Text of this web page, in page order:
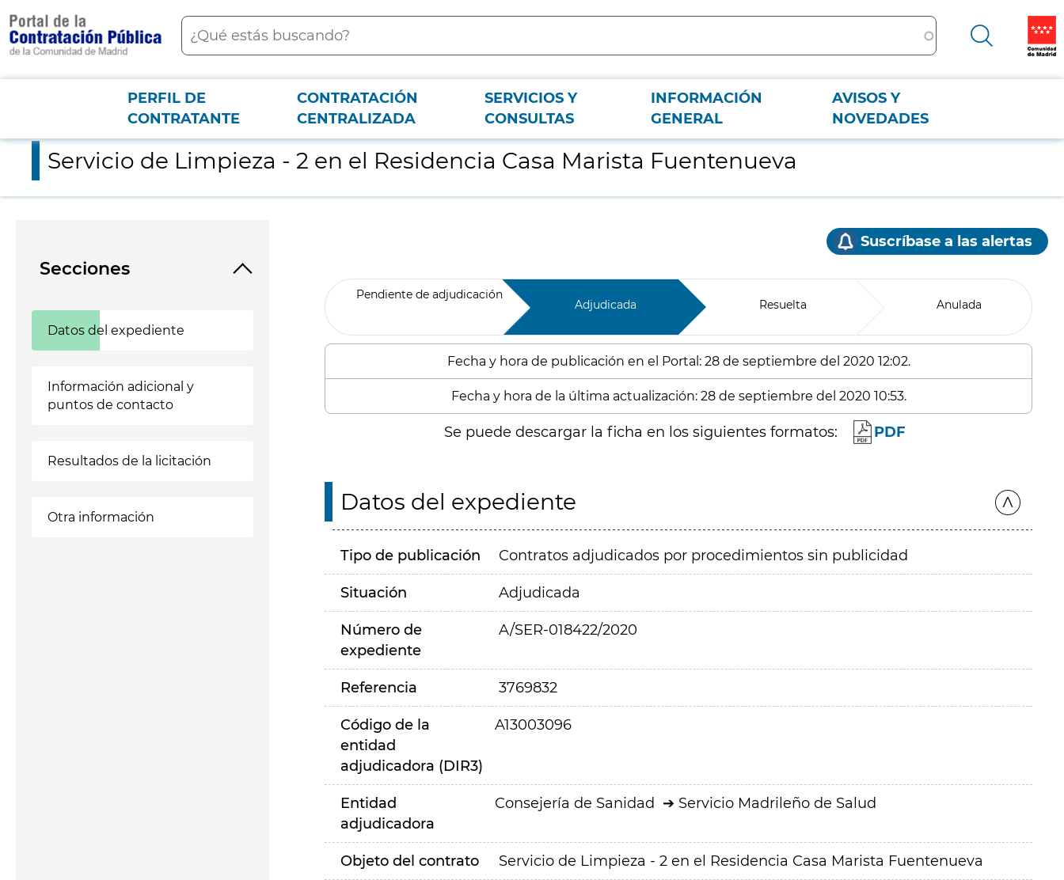
contenido
principal
Buscar
Menú PCON
PERFIL DE
CONTRATANTE
CONTRATACIÓN
CENTRALIZADA
SERVICIOS Y
CONSULTAS
INFORMACIÓN
GENERAL
AVISOS Y
NOVEDADES
Servicio de Limpieza - 2 en el Residencia Casa Marista Fuentenueva
Servicio de Limpieza - 2 en el Residencia Casa Marista Fuentenueva
Secciones
Datos del expediente
Información adicional y
puntos de contacto
Resultados de la licitación
Otra información
Suscríbase a las alertas
Pendiente de adjudicación
Adjudicada Resuelta Anulada
Fecha y hora de publicación en el Portal: 28 de septiembre del 2020 12:02.
Fecha y hora de la última actualización: 28 de septiembre del 2020 10:53.
Se puede descargar la ficha en los siguientes formatos: PDF
Datos del expediente
Tipo de publicación Contratos adjudicados por procedimientos sin publicidad
Situación Adjudicada
Número de
expediente
A/SER-018422/2020
Referencia 3769832
Código de la
entidad
adjudicadora (DIR3)
A13003096
Entidad
adjudicadora
Consejería de Sanidad Servicio Madrileño de Salud
Objeto del contrato Servicio de Limpieza - 2 en el Residencia Casa Marista Fuentenueva